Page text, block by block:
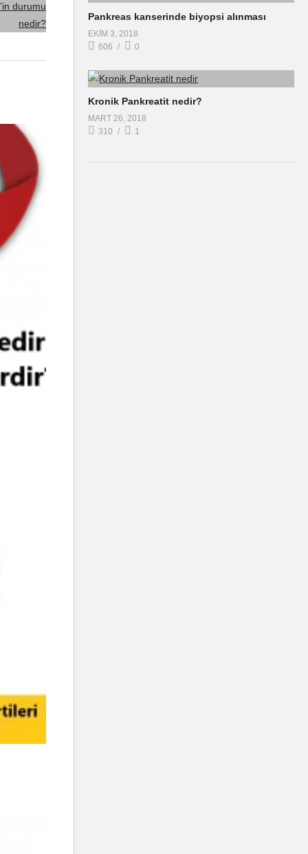
Pankreas kanserinde biyopsi alınması
EKIM 3, 2018
606
0
Kronik Pankreatit nedir?
MART 26, 2018
310
1